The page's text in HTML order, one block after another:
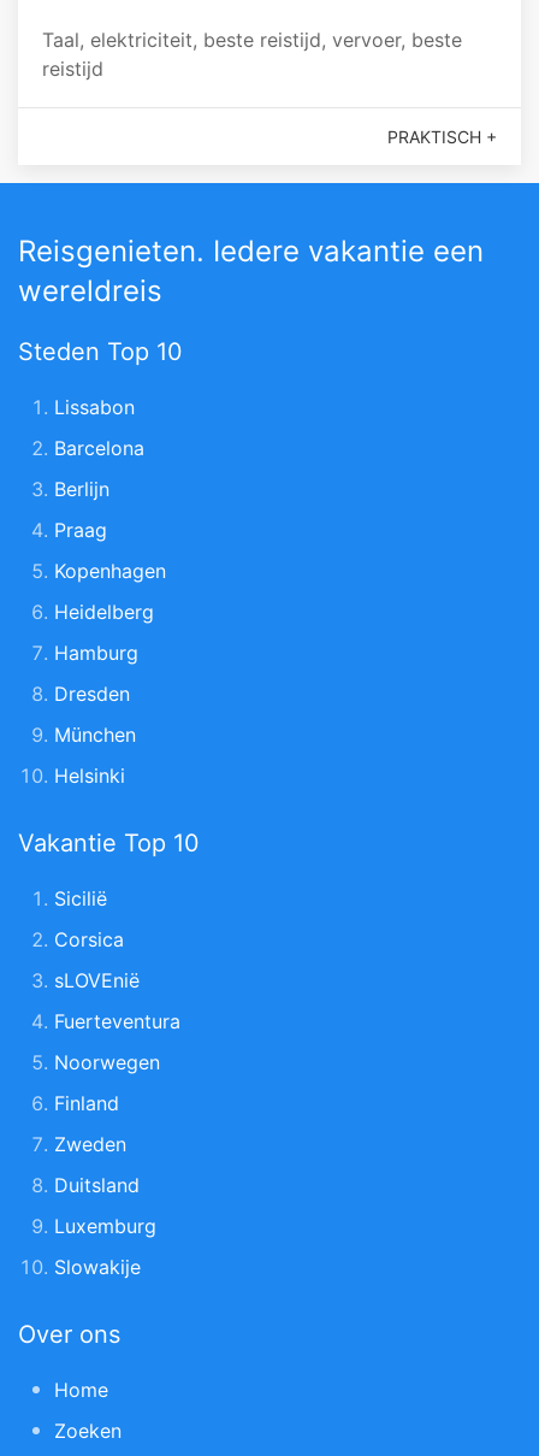
Taal, elektriciteit, beste reistijd, vervoer, beste
reistijd
PRAKTISCH +
Reisgenieten. Iedere vakantie een
wereldreis
Steden Top 10
Lissabon
Barcelona
Berlijn
Praag
Kopenhagen
Heidelberg
Hamburg
Dresden
München
Helsinki
Vakantie Top 10
Sicilië
Corsica
sLOVEnië
Fuerteventura
Noorwegen
Finland
Zweden
Duitsland
Luxemburg
Slowakije
Over ons
Home
Zoeken